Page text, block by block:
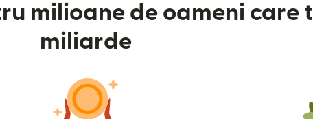
milioane de oameni care
miliarde